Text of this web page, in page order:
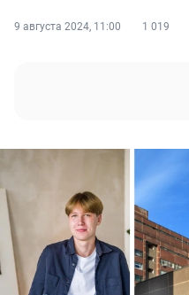
9 августа 2024, 11:00 1 019